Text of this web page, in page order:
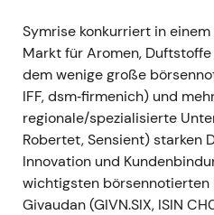
von Symrise deutlich
Nachfrage passiver
Investoren und
Sichtbarkeit; sie wurde
Wachstums- und
Large-Cap-Segment
Technik: Ausbruch mit
rund um das
und gestiegene
Symrise konkurriert in
Markt für Aromen,
dem wenige große
IFF, dsm‑firmenich) und
regionale/spezialisierte
Robertet, Sensient) starken
Innovation und
wichtigsten börsennotierten
Givaudan (GIVN.SIX, ISIN